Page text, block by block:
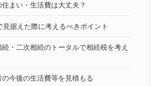
まい・生活費は大丈夫？
見据えた際に考えるべきポイント
・二次相続のトータルで相続税を考え
今後の生活費等を見積もる